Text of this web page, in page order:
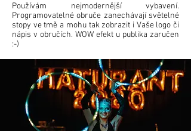
Používám nejmodernější vybavení.
Programovatelné obruče zanechávají světelné
stopy ve tmě a mohu tak zobrazit i Vaše logo či
nápis v obručích. WOW efekt u publika zaručen
:-)